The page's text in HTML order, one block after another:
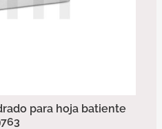
para hoja batiente